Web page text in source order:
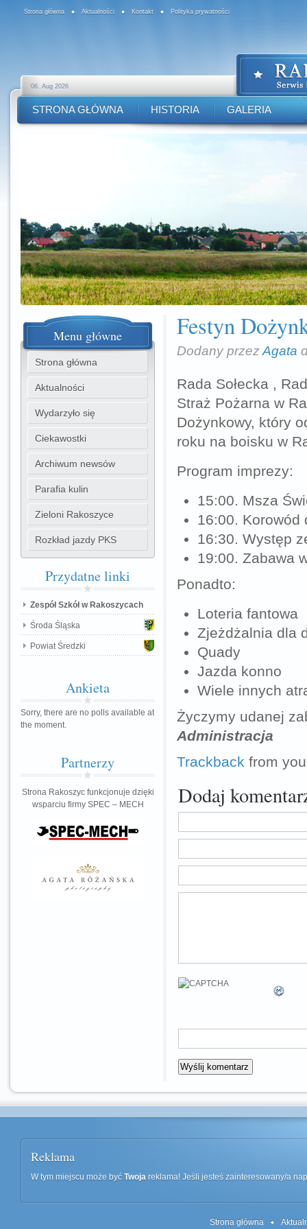
Strona główna Aktualności Kontakt Polityka prywatności
06. Aug 2026
STRONA GŁÓWNA HISTORIA GALERIA
Festyn
Dodany przez Agata
Rada Sołecka ,
Straż Pożarna w
Dożynkowy, który
roku na boisku w
Program imprezy:
15:00. Msza
16:00. Korowód
16:30. Występ
19:00. Zabawa
Ponadto:
Loteria fantowa
Zjeżdżalnia dla
Quady
Jazda konno
Wiele innych
Życzymy udanej
Administracja
Trackback from
Dodaj
Menu główne
Strona główna
Aktualności
Wydarzyło się
Ciekawostki
Archiwum newsów
Parafia kulin
Zieloni Rakoszyce
Rozkład jazdy PKS
Przydatnelinki
Zespół Szkół w Rakoszycach
Środa Śląska
Powiat Średzki
Ankieta
Sorry, there are no polls available at
the moment.
Partnerzy
Strona Rakoszyc funkcjonuje dzięki
wsparciu firmy SPEC – MECH
Reklama
W tym miejscu może być Twoja reklama! Jeśli jesteś zainteresowany/a
Strona główna